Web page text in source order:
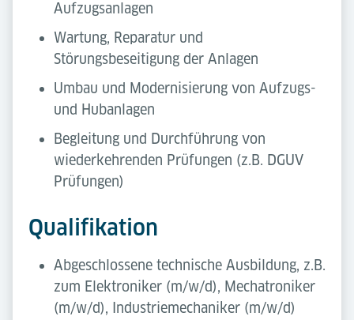
Aufzugsanlagen
Wartung, Reparatur und
Störungsbeseitigung der Anlagen
Umbau und Modernisierung von Aufzugs-
und Hubanlagen
Begleitung und Durchführung von
wiederkehrenden Prüfungen (z.B. DGUV
Prüfungen)
Qualifikation
Abgeschlossene technische Ausbildung, z.B.
zum Elektroniker (m/w/d), Mechatroniker
(m/w/d), Industriemechaniker (m/w/d)